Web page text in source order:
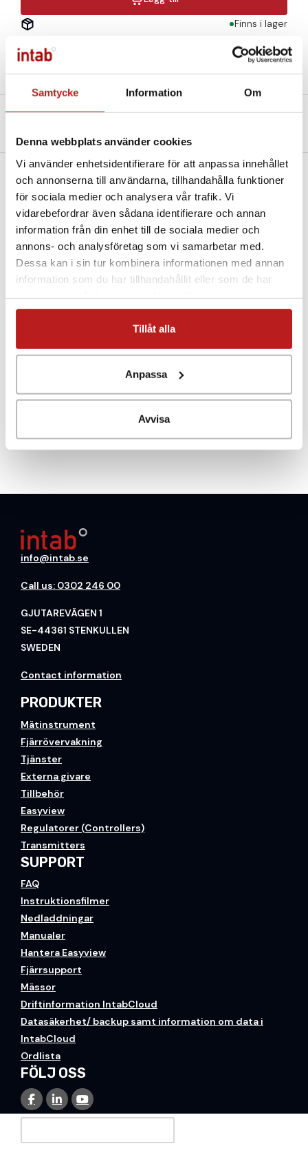
Samtycke Information Om
Denna webbplats använder cookies
Vi använder enhetsidentifierare för att anpassa innehållet
och annonserna till användarna, tillhandahålla funktioner
för sociala medier och analysera vår trafik. Vi
vidarebefordrar även sådana identifierare och annan
information från din enhet till de sociala medier och
annons- och analysföretag som vi samarbetar med.
Dessa kan i sin tur kombinera informationen med annan
information som du har tillhandahållit eller som de har
Tillåt alla
Anpassa
Avvisa
Finns i lager
Beskrivning
Filer och Länkar
En meter lång datakabel för anslutning till dator för
dataloggers från Comet.
info@intab.se
Call us: 0302 246 00
GJUTAREVÄGEN 1
SE-44361 STENKULLEN
SWEDEN
Contact information
PRODUKTER
Mätinstrument
Fjärrövervakning
Tjänster
Externa givare
Tillbehör
Easyview
Regulatorer (Controllers)
Transmitters
SUPPORT
FAQ
Instruktionsfilmer
Nedladdningar
Manualer
Hantera Easyview
Fjärrsupport
Mässor
Driftinformation IntabCloud
Datasäkerhet/ backup samt information om data i
IntabCloud
Ordlista
FÖLJ OSS